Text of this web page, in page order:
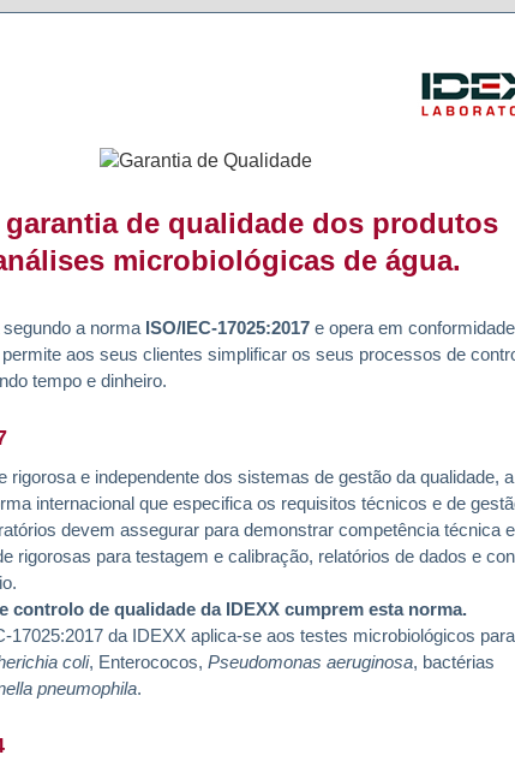
de qualidade dos produtos
microbiológicas de água.
a norma ISO/IEC-17025:2017 e opera em
aos seus clientes simplificar os seus processos de
tempo e dinheiro.
rigorosa e independente dos sistemas de gestão da qualidade, a
internacional que especifica os requisitos técnicos e de
devem assegurar para demonstrar competência técnica
rigorosas para testagem e calibração, relatórios de dados e
controlo de qualidade da IDEXX cumprem esta norma.
17025:2017 da IDEXX aplica-se aos testes microbiológicos para
coli, Enterococos, Pseudomonas aeruginosa, bactérias
pneumophila.